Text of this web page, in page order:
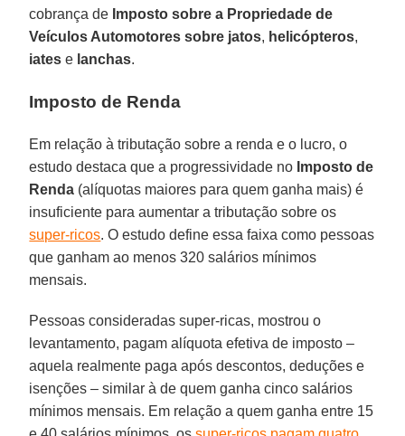
cobrança de Imposto sobre a Propriedade de
Veículos Automotores sobre jatos, helicópteros,
iatese lanchas.
Imposto de Renda
Em relação à tributação sobre a renda e o lucro, o
estudo destaca que a progressividade no Imposto de
Renda (alíquotas maiores para quem ganha mais) é
insuficiente para aumentar a tributação sobre os
super-ricos. O estudo define essa faixa como pessoas
que ganham ao menos 320 salários mínimos
mensais.
Pessoas consideradas super-ricas, mostrou o
levantamento, pagam alíquota efetiva de imposto –
aquela realmente paga após descontos, deduções e
isenções – similar à de quem ganha cinco salários
mínimos mensais. Em relação a quem ganha entre 15